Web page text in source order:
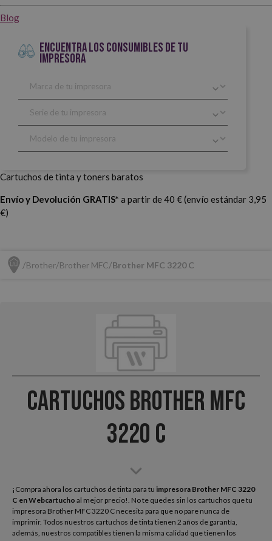
Blog
ENCUENTRA LOS CONSUMIBLES DE TU
IMPRESORA
Cartuchos de tinta y toners baratos
Envío y Devolución GRATIS* a partir de 40 € (envío estándar 3,95
€)
Brother Brother MFC Brother MFC 3220 C
Cartuchos Brother MFC
3220 C
¡Compra ahora los cartuchos de tinta para tu impresora Brother MFC 3220
C en Webcartucho al mejor precio!. No te quedes sin los cartuchos que tu
impresora Brother MFC 3220 C necesita para que no pare nunca de
imprimir. Todos nuestros cartuchos de tinta tienen 2 años de garantía,
además, nuestros compatibles tienen la misma calidad que tienen los